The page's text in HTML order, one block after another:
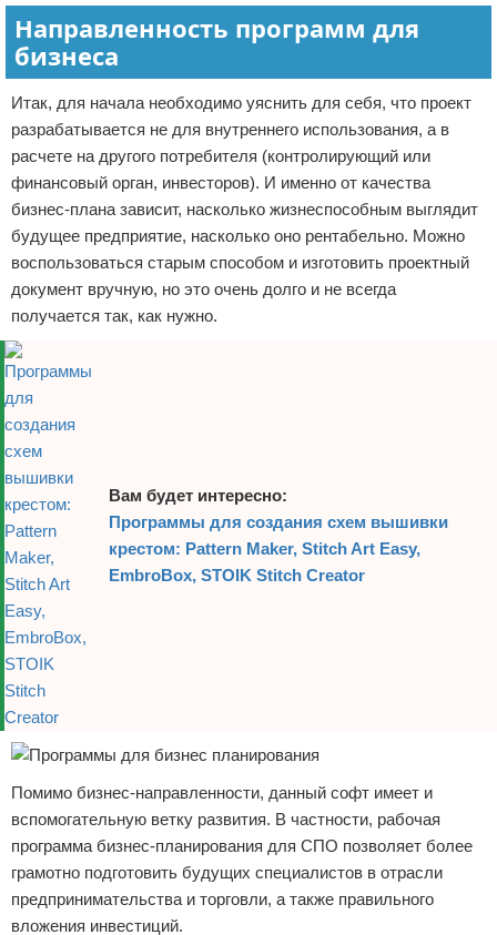
Направленность программ для
бизнеса
Итак, для начала необходимо уяснить для себя, что проект
разрабатывается не для внутреннего использования, а в
расчете на другого потребителя (контролирующий или
финансовый орган, инвесторов). И именно от качества
бизнес-плана зависит, насколько жизнеспособным выглядит
будущее предприятие, насколько оно рентабельно. Можно
воспользоваться старым способом и изготовить проектный
документ вручную, но это очень долго и не всегда
получается так, как нужно.
Вам будет интересно:
Программы для создания схем вышивки
крестом: Pattern Maker, Stitch Art Easy,
EmbroBox, STOIK Stitch Creator
Помимо бизнес-направленности, данный софт имеет и
вспомогательную ветку развития. В частности, рабочая
программа бизнес-планирования для СПО позволяет более
грамотно подготовить будущих специалистов в отрасли
предпринимательства и торговли, а также правильного
вложения инвестиций.